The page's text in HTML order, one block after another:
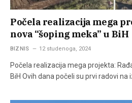
Počela realizacija mega
nova “šoping meka” u BiH
BIZNIS 12 studenoga, 2024
Počela realizacija mega projekta:
BiH Ovih dana počeli su prvi radovi na